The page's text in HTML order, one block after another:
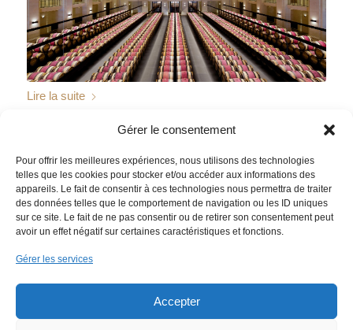
Gérer le consentement
Pour offrir les meilleures expériences, nous utilisons des technologies
telles que les cookies pour stocker et/ou accéder aux informations des
appareils. Le fait de consentir à ces technologies nous permettra de traiter
des données telles que le comportement de navigation ou les ID uniques
sur ce site. Le fait de ne pas consentir ou de retirer son consentement peut
avoir un effet négatif sur certaines caractéristiques et fonctions.
Gérer les services
Accepter
Lire la suite
PARADMIN
Page 2 sur 2
1 2